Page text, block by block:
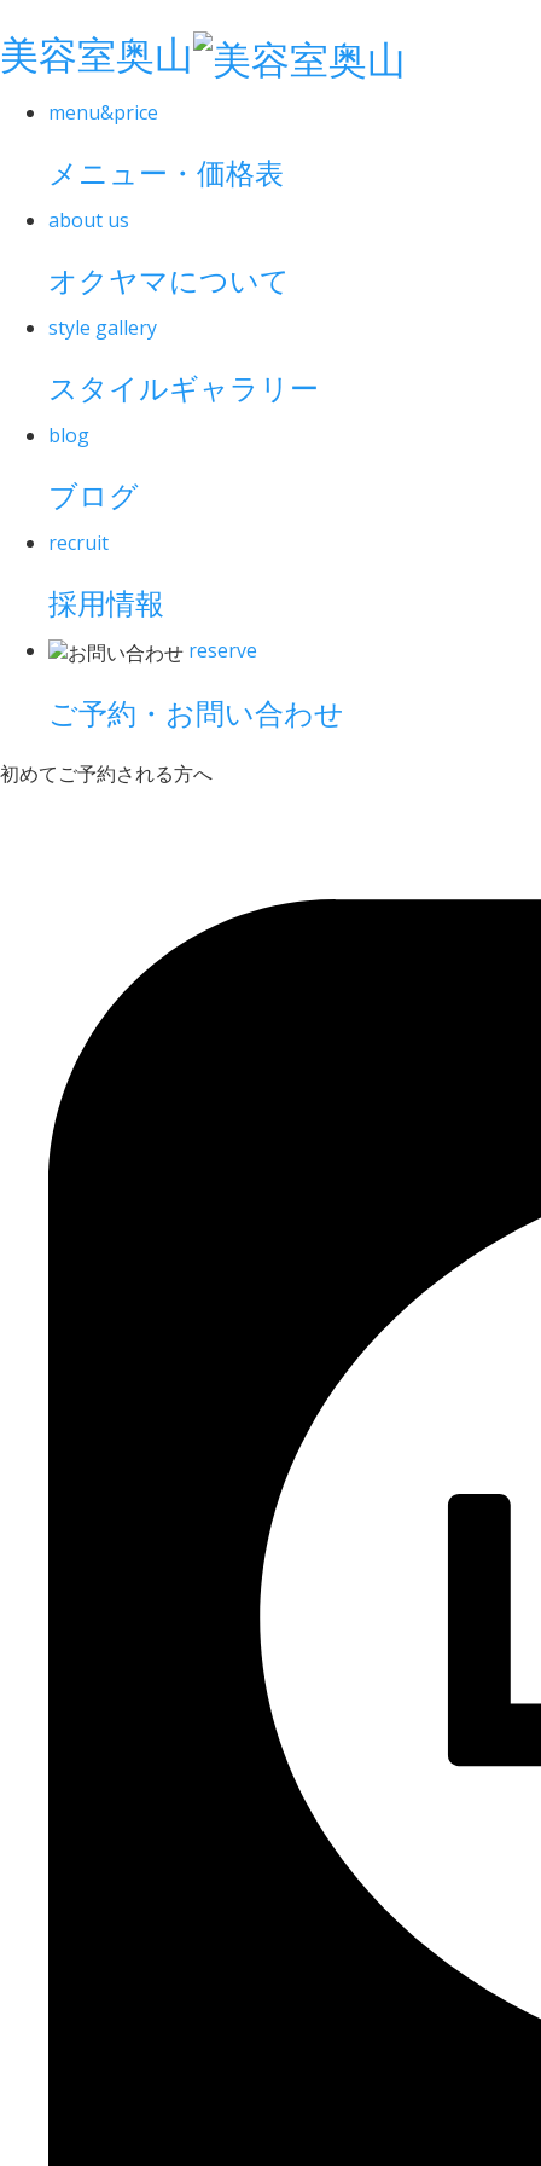
美容室奥山
menu&price
メニュー・価格表
about us
オクヤマについて
style gallery
スタイルギャラリー
blog
ブログ
recruit
採用情報
reserve
ご予約・お問い合わせ
初めてご予約される方へ